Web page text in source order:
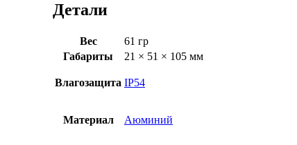
Детали
Вес
61 гр
Габариты
21 × 51 × 105 мм
Влагозащита IP54
Материал Аюминий